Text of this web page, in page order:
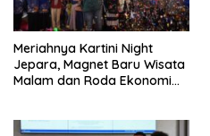
Meriahnya Kartini Night
Jepara, Magnet Baru Wisata
Malam dan Roda Ekonomi